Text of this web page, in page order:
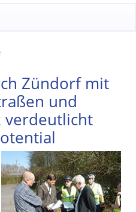
Zündorf mit
und
verdeutlicht